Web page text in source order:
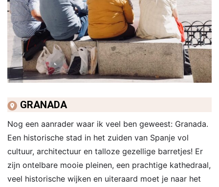
GRANADA
Nog een aanrader waar ik veel ben geweest: Granada.
Een historische stad in het zuiden van Spanje vol
cultuur, architectuur en talloze gezellige barretjes! Er
zijn ontelbare mooie pleinen, een prachtige kathedraal,
veel historische wijken en uiteraard moet je naar het